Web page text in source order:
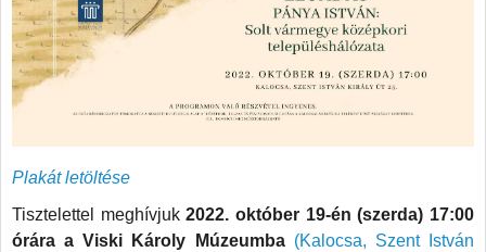
Plakát letöltése
Tisztelettel meghívjuk2022. október 19-én (szerda) 17:00
órára a Viski Károly Múzeumba (Kalocsa, Szent István